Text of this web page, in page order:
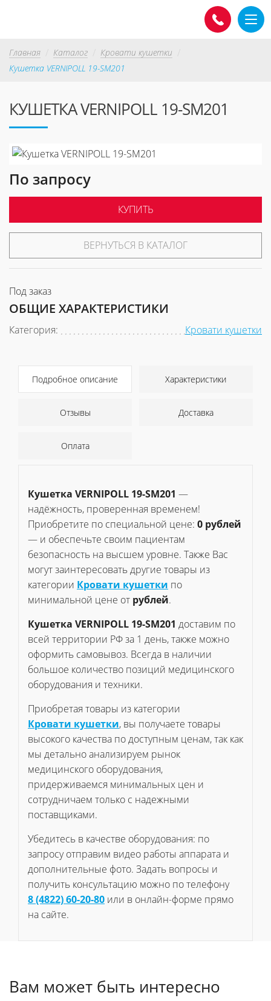
Главная Каталог
Кровати кушетки
Кушетка VERNIPOLL 19-SM201
КУШЕТКА VERNIPOLL 19-SM201
По запросу
КУПИТЬ
ВЕРНУТЬСЯ В КАТАЛОГ
Под заказ
ОБЩИЕ ХАРАКТЕРИСТИКИ
Категория: Кровати кушетки
Подробное описание Характеристики
Отзывы Доставка
Оплата
Кушетка VERNIPOLL 19-SM201 —
надёжность, проверенная временем!
Приобретите по специальной цене: 0 рублей
— и обеспечьте своим пациентам
безопасность на высшем уровне. Также Вас
могут заинтересовать другие товары из
категории Кровати кушетки по
минимальной цене от рублей.
Кушетка VERNIPOLL 19-SM201 доставим по
всей территории РФ за 1 день, также можно
оформить самовывоз. Всегда в наличии
большое количество позиций медицинского
оборудования и техники.
Приобретая товары из категории
Кровати кушетки, вы получаете товары
высокого качества по доступным ценам, так как
мы детально анализируем рынок
медицинского оборудования,
придерживаемся минимальных цен и
сотрудничаем только с надежными
поставщиками.
Убедитесь в качестве оборудования: по
запросу отправим видео работы аппарата и
дополнительные фото. Задать вопросы и
получить консультацию можно по телефону
8 (4822) 60-20-80 или в онлайн-форме прямо
на сайте.
Вам может быть интересно